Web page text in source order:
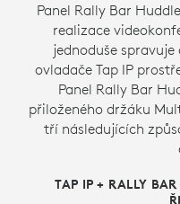
Panel Rally Bar
realizace
jednoduše
ovladače Tap IP
Panel Rally Bar
přiloženého držáku
tří následujících
TAP IP + RALLY